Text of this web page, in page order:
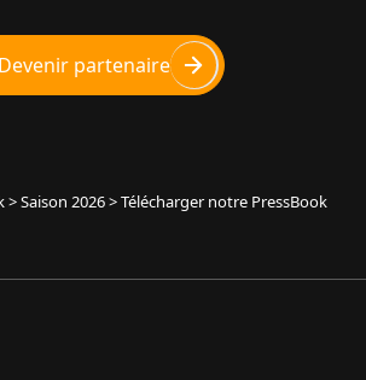
Devenir partenaire
>Saison 2026>Télécharger notre PressBook